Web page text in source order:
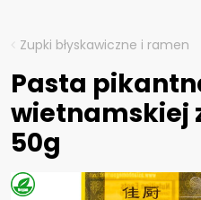
Zupki błyskawiczne i ramen
Pasta
wietnamskiej
50g